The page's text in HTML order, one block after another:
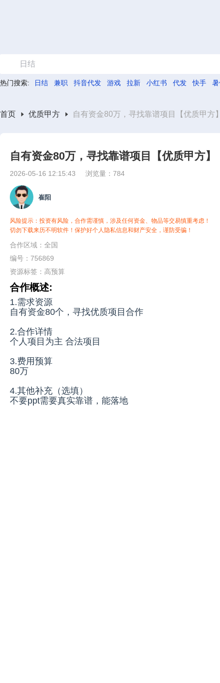
日结
热门搜索: 日结 兼职 抖音代发 游戏 拉新 小红书 代发 快手
首页 优质甲方 自有资金80万，寻找靠谱项目【优质甲方
自有资金80万，寻找靠谱项目【优质甲方】
2026-05-16 12:15:43 浏览量：784
崔阳
风险提示：投资有风险，合作需谨慎，涉及任何资金、物品等交易慎重考虑！
切勿下载来历不明软件！保护好个人隐私信息和财产安全，谨防受骗！
合作区域：全国
编号：756869
资源标签： 高预算
合作概述:
1.需求资源
自有资金80个，寻找优质项目合作
2.合作详情
个人项目为主 合法项目
3.费用预算
80万
4.其他补充（选填）
不要ppt需要真实靠谱，能落地